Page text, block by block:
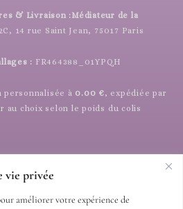
vie privée
améliorer votre expérience de
& Livraison :Médiateur de la
14 rue Saint Jean, 75017 Paris
: FR464388_01YPQH
personnalisée à 0.00 €, expédiée par
au choix selon le poids du colis